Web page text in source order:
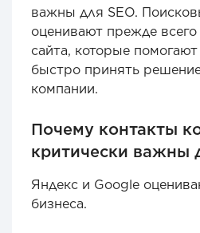
важны для SEO.
оценивают прежде
сайта, которые
быстро принять
компании.
Почему контакты
критически важны
Яндекс и Google
бизнеса.